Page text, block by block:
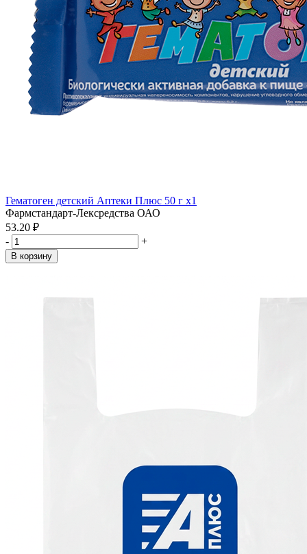
Гематоген детский Аптеки Плюс 50 г x1
Фармстандарт-Лексредства ОАО
53.20 ₽
-
+
В корзину